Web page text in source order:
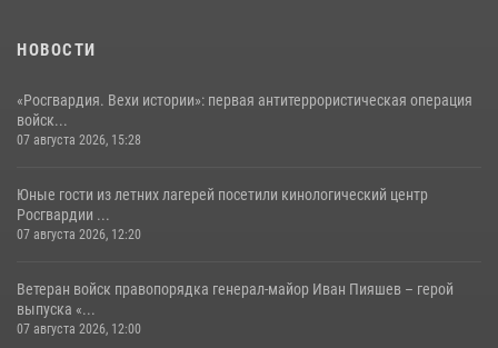
НОВОСТИ
«Росгвардия. Вехи истории»: первая антитеррористическая операция
войск...
07 августа 2026, 15:28
Юные гости из летних лагерей посетили кинологический центр
Росгвардии ...
07 августа 2026, 12:20
Ветеран войск правопорядка генерал-майор Иван Пияшев – герой
выпуска «...
07 августа 2026, 12:00